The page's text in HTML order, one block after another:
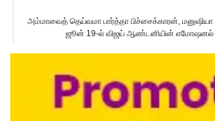
அம்மாவைத் தெய்வமா பார்த்தா பிச்சைக்காரன், மனுஷியா
ஜூன் 19-ல் விஜய் ஆண்டனியின்